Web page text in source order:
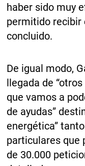
haber sido muy
permitido recibir
concluido.
De igual modo,
llegada de
que vamos a
de ayudas”
energética”
particulares que
de 30.000